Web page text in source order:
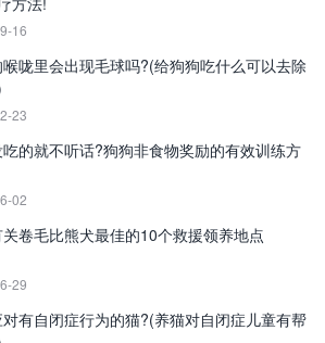
16
咙里会出现毛球吗?(给狗狗吃什么可以去除
23
的就不听话?狗狗非食物奖励的有效训练方
02
卷毛比熊犬最佳的10个救援领养地点
29
有自闭症行为的猫?(养猫对自闭症儿童有帮